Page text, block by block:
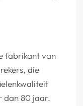
fabrikant van
die
dan 80 jaar.